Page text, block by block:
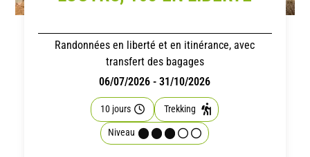
Randonnées en liberté et en itinérance, avec
transfert des bagages
06/07/2026 - 31/10/2026
10 jours
Trekking
Niveau